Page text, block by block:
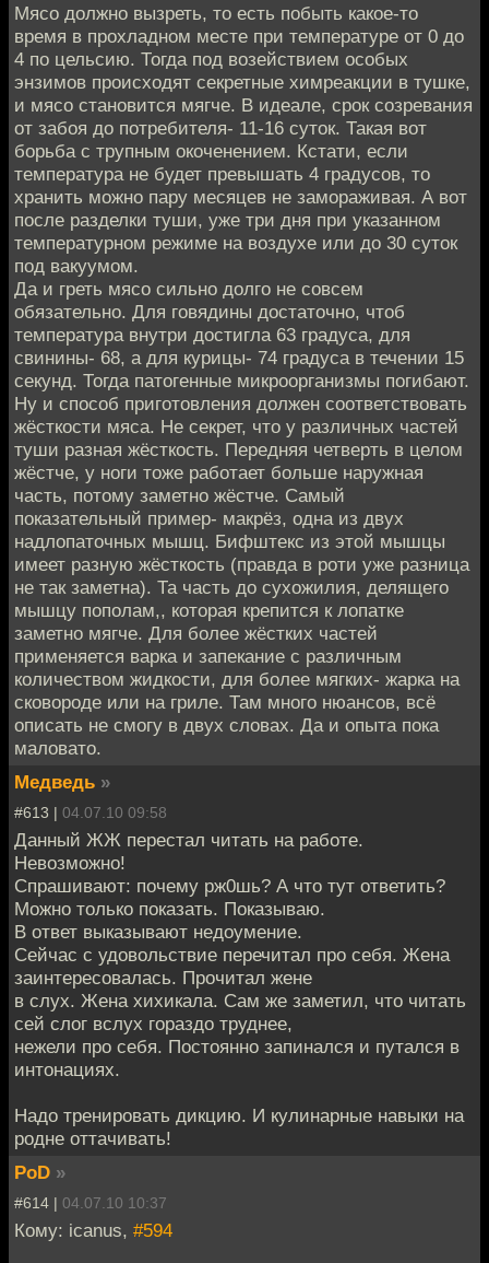
Мясо должно вызреть, то есть побыть какое-то
время в прохладном месте при температуре от 0 до
4 по цельсию. Тогда под возействием особых
энзимов происходят секретные химреакции в тушке,
и мясо становится мягче. В идеале, срок созревания
от забоя до потребителя- 11-16 суток. Такая вот
борьба с трупным окоченением. Кстати, если
температура не будет превышать 4 градусов, то
хранить можно пару месяцев не замораживая. А вот
после разделки туши, уже три дня при указанном
температурном режиме на воздухе или до 30 суток
под вакуумом.
Да и греть мясо сильно долго не совсем
обязательно. Для говядины достаточно, чтоб
температура внутри достигла 63 градуса, для
свинины- 68, а для курицы- 74 градуса в течении 15
секунд. Тогда патогенные микроорганизмы погибают.
Ну и способ приготовления должен соответствовать
жёсткости мяса. Не секрет, что у различных частей
туши разная жёсткость. Передняя четверть в целом
жёстче, у ноги тоже работает больше наружная
часть, потому заметно жёстче. Самый
показательный пример- макрёз, одна из двух
надлопаточных мышц. Бифштекс из этой мышцы
имеет разную жёсткость (правда в роти уже разница
не так заметна). Та часть до сухожилия, делящего
мышцу пополам,, которая крепится к лопатке
заметно мягче. Для более жёстких частей
применяется варка и запекание с различным
количеством жидкости, для более мягких- жарка на
сковороде или на гриле. Там много нюансов, всё
описать не смогу в двух словах. Да и опыта пока
маловато.
Медведь »
#613 | 04.07.10 09:58
Данный ЖЖ перестал читать на работе.
Невозможно!
Спрашивают: почему рж0шь? А что тут ответить?
Можно только показать. Показываю.
В ответ выказывают недоумение.
Сейчас с удовольствие перечитал про себя. Жена
заинтересовалась. Прочитал жене
в слух. Жена хихикала. Сам же заметил, что читать
сей слог вслух гораздо труднее,
нежели про себя. Постоянно запинался и путался в
интонациях.
Надо тренировать дикцию. И кулинарные навыки на
родне оттачивать!
PoD »
#614 | 04.07.10 10:37
Кому: icanus, #594